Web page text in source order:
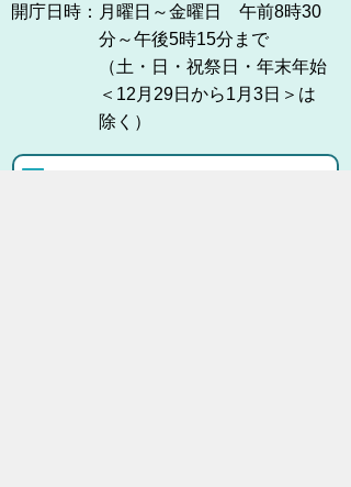
開庁日時： 月曜日～金曜日 午前8時30
分～午後5時15分まで
（土・日・祝祭日・年末年始
＜12月29日から1月3日＞は
除く）